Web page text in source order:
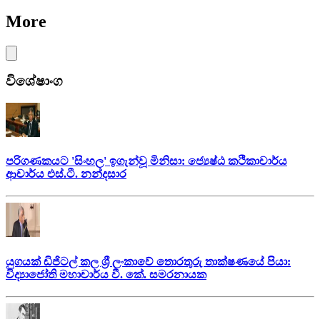
More
විශේෂාංග
පරිගණකයට 'සිංහල' ඉගැන්වූ මිනිසා: ජ්‍යෙෂ්ඨ කථිකාචාර්ය
ආචාර්ය එස්.ටී. නන්දසාර
යුගයක් ඩිජිටල් කල ශ්‍රී ලංකාවේ තොරතුරු තාක්ෂණයේ පියා:
විද්‍යාජෝති මහාචාර්ය වී. කේ. සමරනායක